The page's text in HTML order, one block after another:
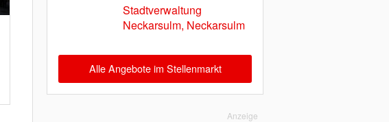
Stadtverwaltung
Neckarsulm, Neckarsulm
Alle Angebote im Stellenmarkt
Anzeige